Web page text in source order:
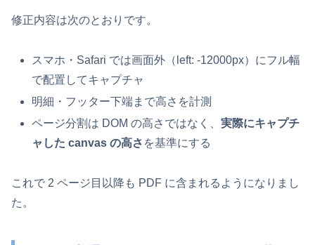
修正内容は次のとおりです。
スマホ・Safari では画面外（left: -12000px）にフル幅
で配置してキャプチャ
明細・フッター下端まで高さを計測
ページ分割は DOM の高さではなく、実際にキャプチ
ャした canvas の高さ を基準にする
これで 2 ページ目以降も PDF に含まれるようになりまし
た。